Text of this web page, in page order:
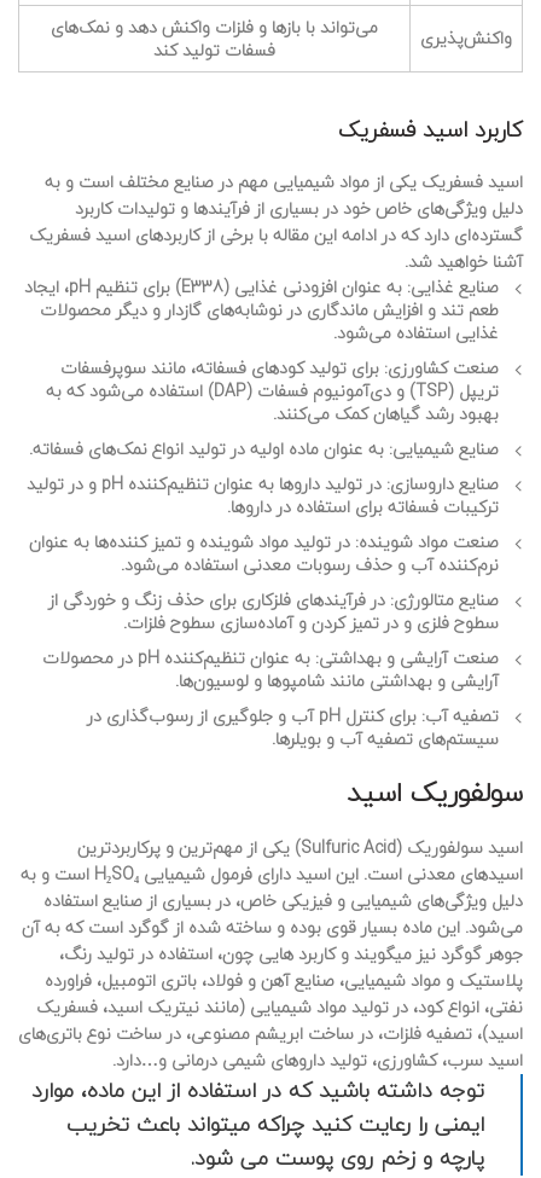
واکنش‌پذیری
می‌تواند با بازها و فلزات واکنش دهد و نمک‌های
فسفات تولید کند
کاربرد اسید فسفریک
اسید فسفریک یکی از مواد شیمیایی مهم در صنایع مختلف است و به
دلیل ویژگی‌های خاص خود در بسیاری از فرآیندها و تولیدات کاربرد
گسترده‌ای دارد که در ادامه این مقاله با برخی از کاربردهای اسید فسفریک
آشنا خواهید شد.
صنایع غذایی
: به عنوان افزودنی غذایی (E338) برای تنظیم pH، ایجاد
طعم تند و افزایش ماندگاری در نوشابه‌های گازدار و دیگر محصولات
غذایی استفاده می‌شود.
صنعت کشاورزی: برای تولید کودهای فسفاته، مانند سوپرفسفات
تریپل (TSP) و دی‌آمونیوم فسفات (DAP) استفاده می‌شود که به
بهبود رشد گیاهان کمک می‌کنند.
صنایع شیمیایی: به عنوان ماده اولیه در تولید انواع نمک‌های فسفاته.
صنایع داروسازی
: در تولید داروها به عنوان تنظیم‌کننده pH و در تولید
ترکیبات فسفاته برای استفاده در داروها.
صنعت مواد شوینده: در تولید مواد شوینده و تمیز کننده‌ها به عنوان
نرم‌کننده آب و حذف رسوبات معدنی استفاده می‌شود.
صنایع متالورژی: در فرآیندهای فلزکاری برای حذف زنگ و خوردگی از
سطوح فلزی و در تمیز کردن و آماده‌سازی سطوح فلزات.
صنعت آرایشی و بهداشتی
: به عنوان تنظیم‌کننده pH در محصولات
آرایشی و بهداشتی مانند شامپوها و لوسیون‌ها.
تصفیه آب
: برای کنترل pH آب و جلوگیری از رسوب‌گذاری در
سیستم‌های تصفیه آب و بویلرها.
سولفوریک اسید
اسید سولفوریک (Sulfuric Acid) یکی از مهم‌ترین و پرکاربردترین
اسیدهای معدنی است. این اسید دارای فرمول شیمیایی H₂SO₄ است و به
دلیل ویژگی‌های شیمیایی و فیزیکی خاص، در بسیاری از صنایع استفاده
می‌شود. این ماده بسیار قوی بوده و ساخته شده از گوگرد است که به آن
جوهر گوگرد نیز میگویند و کاربرد هایی چون، استفاده در تولید رنگ،
پلاستیک و مواد شیمیایی، صنایع آهن و فولاد، باتری اتومبیل، فراورده
نفتی، انواع کود، در تولید مواد شیمیایی (مانند نیتریک اسید، فسفریک
اسید)، تصفیه فلزات، در ساخت ابریشم مصنوعی، در ساخت نوع باتری‌های
اسید سرب، کشاورزی، تولید داروهای شیمی درمانی و…دارد.
توجه داشته باشید که در استفاده از این ماده، موارد
ایمنی را رعایت کنید چراکه میتواند باعث تخریب
پارچه و زخم روی پوست می شود.